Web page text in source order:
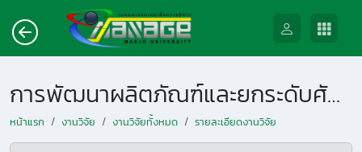
การพัฒนาผลิตภัณฑ์และยกระดับศักยภาพทางการตลาดของลำไยตกเกรดสู่ เชิงพาณิชย์ จังหวัดลำพูน
หน้าแรก งานวิจัย งานวิจัยทั้งหมด รายละเอียดงานวิจัย